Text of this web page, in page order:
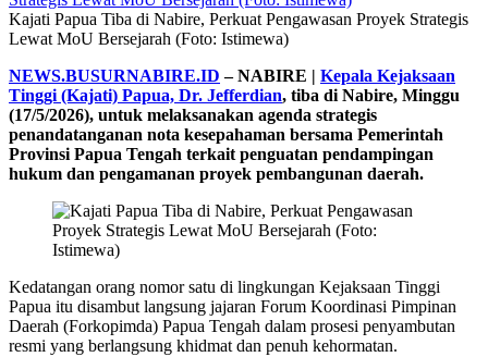
Kajati Papua Tiba di Nabire, Perkuat Pengawasan Proyek Strategis
Lewat MoU Bersejarah (Foto: Istimewa)
NEWS.BUSURNABIRE.ID – NABIRE | Kepala Kejaksaan
Tinggi (Kajati) Papua, Dr. Jefferdian, tiba di Nabire, Minggu
(17/5/2026), untuk melaksanakan agenda strategis
penandatanganan nota kesepahaman bersama Pemerintah
Provinsi Papua Tengah terkait penguatan pendampingan
hukum dan pengamanan proyek pembangunan daerah.
Kedatangan orang nomor satu di lingkungan Kejaksaan Tinggi
Papua itu disambut langsung jajaran Forum Koordinasi Pimpinan
Daerah (Forkopimda) Papua Tengah dalam prosesi penyambutan
resmi yang berlangsung khidmat dan penuh kehormatan.